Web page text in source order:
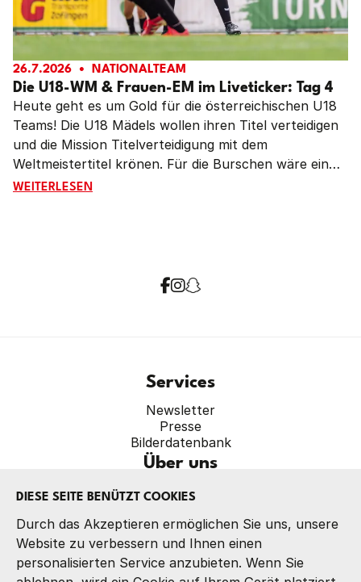
DIESE SEITE BENÜTZT COOKIES
Durch das Akzeptieren ermöglichen Sie uns, unsere
Website zu verbessern und Ihnen einen
personalisierten Service anzubieten. Wenn Sie
Die U18-WM & Frauen-EM im Liveticker: Tag 4
26.7.2026 NATIONALTEAM
Heute geht es um Gold für die österreichischen U18
Teams! Die U18 Mädels wollen ihren Titel verteidigen
und die Mission Titelverteidigung mit dem
Weltmeistertitel krönen. Für die Burschen wäre ein
Sieg im Finale historisch. Diesen Titel konnte
WEITERLESENDIE U18-WM & FRAUEN-EM IM LIVETICKER: TAG 4
Services
Newsletter
Presse
Bilderdatenbank
Über uns
Verband
Referate
Kontakt